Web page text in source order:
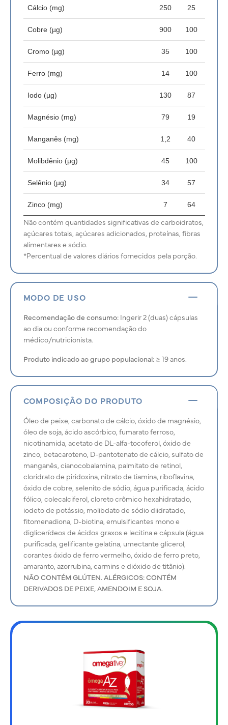
Cálcio (mg) 250 25
Cobre (µg) 900 100
Cromo (µg) 35 100
Ferro (mg) 14 100
Iodo (µg) 130 87
Magnésio (mg) 79 19
Manganês (mg) 1,2 40
Molibdênio (µg) 45 100
Selênio (µg) 34 57
Zinco (mg) 7 64
Não contém quantidades significativas de carboidratos,
açúcares totais, açúcares adicionados, proteínas, fibras
alimentares e sódio.
*Percentual de valores diários fornecidos pela porção.
MODO DE USO
Recomendação de consumo: Ingerir 2 (duas) cápsulas
ao dia ou conforme recomendação do
médico/nutricionista.
Produto indicado ao grupo populacional:≥ 19 anos.
COMPOSIÇÃO DO PRODUTO
Óleo de peixe, carbonato de cálcio, óxido de magnésio,
óleo de soja, ácido ascórbico, fumarato ferroso,
nicotinamida, acetato de DL-alfa-tocoferol, óxido de
zinco, betacaroteno, D-pantotenato de cálcio, sulfato de
manganês, cianocobalamina, palmitato de retinol,
cloridrato de piridoxina, nitrato de tiamina, riboflavina,
óxido de cobre, selenito de sódio, água purificada, ácido
fólico, colecalciferol, cloreto crômico hexahidratado,
iodeto de potássio, molibdato de sódio diidratado,
fitomenadiona, D-biotina, emulsificantes mono e
diglicerídeos de ácidos graxos e lecitina e cápsula (água
purificada, gelificante gelatina, umectante glicerol,
corantes óxido de ferro vermelho, óxido de ferro preto,
amaranto, azorrubina, carmins e dióxido de titânio).
NÃO CONTÉM GLÚTEN. ALÉRGICOS: CONTÉM
DERIVADOS DE PEIXE, AMENDOIM E SOJA.